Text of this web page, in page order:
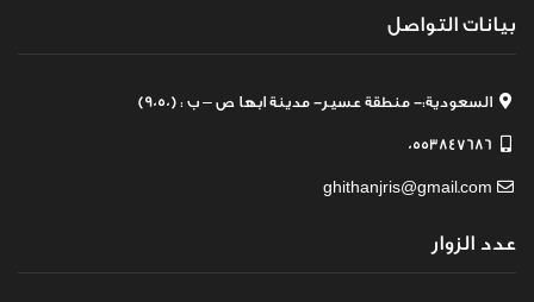
بيانات التواصل
السعودية:- منطقة عسير- مدينة ابها ص – ب : (9050)
0553847686
ghithanjris@gmail.com
عدد الزوار